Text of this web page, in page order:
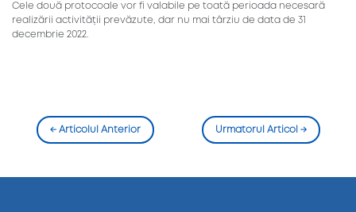
Cele două protocoale vor fi valabile pe toată perioada necesară
realizării activității prevăzute, dar nu mai târziu de data de 31
decembrie 2022.
←Articolul Anterior Urmatorul Articol →